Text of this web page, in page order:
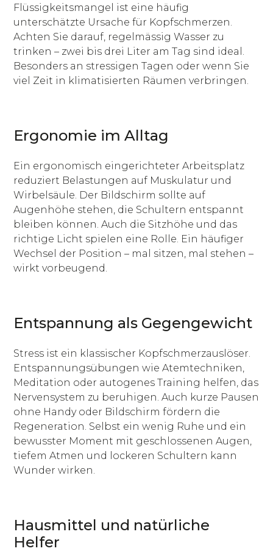
Flüssigkeitsmangel ist eine häufig
unterschätzte Ursache für Kopfschmerzen.
Achten Sie darauf, regelmässig Wasser zu
trinken – zwei bis drei Liter am Tag sind ideal.
Besonders an stressigen Tagen oder wenn Sie
viel Zeit in klimatisierten Räumen verbringen.
Ergonomie im Alltag
Ein ergonomisch eingerichteter Arbeitsplatz
reduziert Belastungen auf Muskulatur und
Wirbelsäule. Der Bildschirm sollte auf
Augenhöhe stehen, die Schultern entspannt
bleiben können. Auch die Sitzhöhe und das
richtige Licht spielen eine Rolle. Ein häufiger
Wechsel der Position – mal sitzen, mal stehen –
wirkt vorbeugend.
Entspannung als Gegengewicht
Stress ist ein klassischer Kopfschmerzauslöser.
Entspannungsübungen wie Atemtechniken,
Meditation oder autogenes Training helfen, das
Nervensystem zu beruhigen. Auch kurze Pausen
ohne Handy oder Bildschirm fördern die
Regeneration. Selbst ein wenig Ruhe und ein
bewusster Moment mit geschlossenen Augen,
tiefem Atmen und lockeren Schultern kann
Wunder wirken.
Hausmittel und natürliche
Helfer